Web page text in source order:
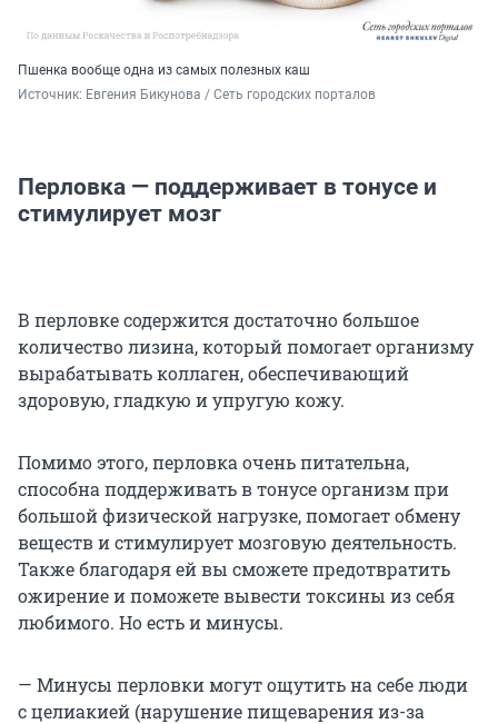
Пшенка вообще одна из самых полезных каш
Источник: Евгения Бикунова / Сеть городских порталов
Перловка — поддерживает в тонусе и
стимулирует мозг
В перловке содержится достаточно большое
количество лизина, который помогает организму
вырабатывать коллаген, обеспечивающий
здоровую, гладкую и упругую кожу.
Помимо этого, перловка очень питательна,
способна поддерживать в тонусе организм при
большой физической нагрузке, помогает обмену
веществ и стимулирует мозговую деятельность.
Также благодаря ей вы сможете предотвратить
ожирение и поможете вывести токсины из себя
любимого. Но есть и минусы.
— Минусы перловки могут ощутить на себе люди
с целиакией (нарушение пищеварения из-за